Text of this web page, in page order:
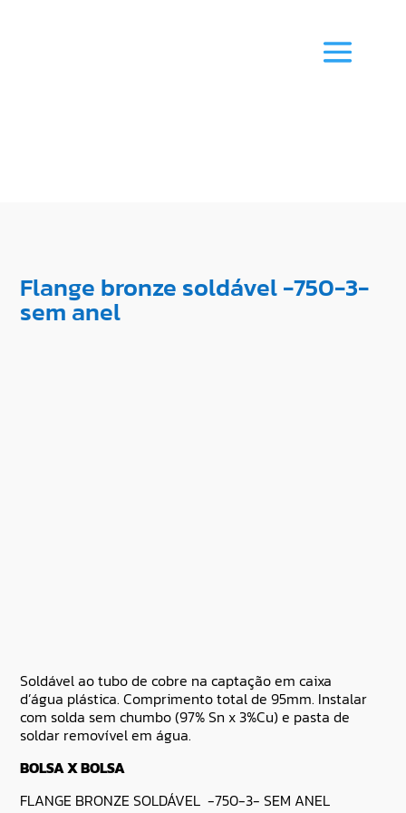
Flange bronze soldável -750-3-
sem anel
Soldável ao tubo de cobre na captação em caixa
d’água plástica. Comprimento total de 95mm. Instalar
com solda sem chumbo (97% Sn x 3%Cu) e pasta de
soldar removível em água.
BOLSA X BOLSA
FLANGE BRONZE SOLDÁVEL -750-3- SEM ANEL